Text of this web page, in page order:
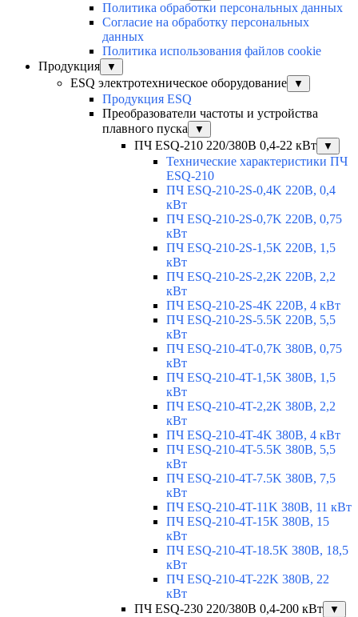
Политика обработки персональных данных
Согласие на обработку персональных
данных
Политика использования файлов cookie
Продукция
▼
ESQ электротехническое оборудование ▼
Продукция ESQ
Преобразователи частоты и устройства
плавного пуска
▼
ПЧ ESQ-210 220/380В 0,4-22 кВт ▼
Технические характеристики ПЧ
ESQ-210
ПЧ ESQ-210-2S-0,4K 220В, 0,4
кВт
ПЧ ESQ-210-2S-0,7K 220В, 0,75
кВт
ПЧ ESQ-210-2S-1,5K 220В, 1,5
кВт
ПЧ ESQ-210-2S-2,2K 220В, 2,2
кВт
ПЧ ESQ-210-2S-4K 220В, 4 кВт
ПЧ ESQ-210-2S-5.5K 220В, 5,5
кВт
ПЧ ESQ-210-4T-0,7K 380В, 0,75
кВт
ПЧ ESQ-210-4T-1,5K 380В, 1,5
кВт
ПЧ ESQ-210-4T-2,2K 380В, 2,2
кВт
ПЧ ESQ-210-4T-4K 380В, 4 кВт
ПЧ ESQ-210-4T-5.5K 380В, 5,5
кВт
ПЧ ESQ-210-4T-7.5K 380В, 7,5
кВт
ПЧ ESQ-210-4T-11K 380В, 11 кВт
ПЧ ESQ-210-4T-15K 380В, 15
кВт
ПЧ ESQ-210-4T-18.5K 380В, 18,5
кВт
ПЧ ESQ-210-4T-22K 380В, 22
кВт
ПЧ ESQ-230 220/380В 0,4-200 кВт
▼